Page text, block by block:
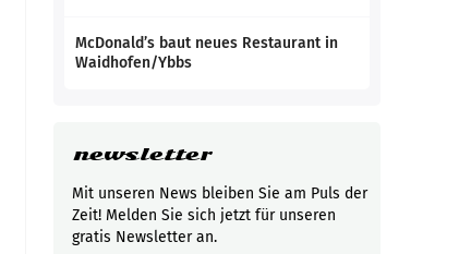
McDonald’s baut neues Restaurant in
Waidhofen/Ybbs
newsletter
Mit unseren News bleiben Sie am Puls der
Zeit! Melden Sie sich jetzt für unseren
gratis Newsletter an.